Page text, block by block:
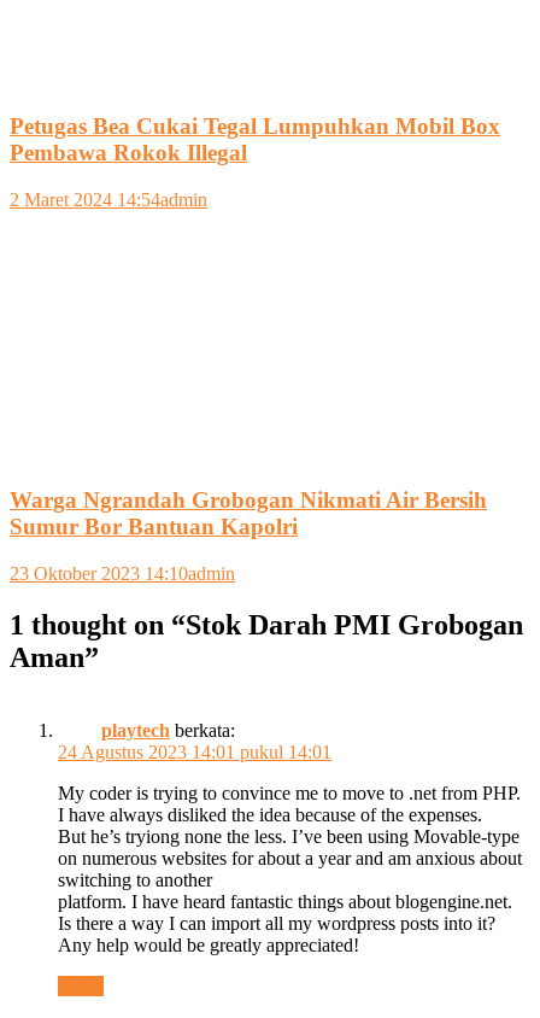
Petugas Bea Cukai Tegal Lumpuhkan Mobil Box
Pembawa Rokok Illegal
2 Maret 2024 14:54admin
Warga Ngrandah Grobogan Nikmati Air Bersih
Sumur Bor Bantuan Kapolri
23 Oktober 2023 14:10admin
1 thought on “Stok Darah PMI Grobogan
Aman”
playtech berkata:
24 Agustus 2023 14:01 pukul 14:01
My coder is trying to convince me to move to .net from PHP.
I have always disliked the idea because of the expenses.
But he’s tryiong none the less. I’ve been using Movable-type
on numerous websites for about a year and am anxious about
switching to another
platform. I have heard fantastic things about blogengine.net.
Is there a way I can import all my wordpress posts into it?
Any help would be greatly appreciated!